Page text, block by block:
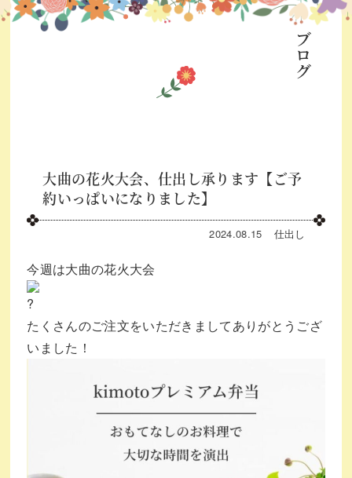
ブログ
大曲の花火大会、仕出し承ります【ご予
約いっぱいになりました】
2024.08.15 仕出し
今週は大曲の花火大会
たくさんのご注文をいただきましてありがとうござ
いました！